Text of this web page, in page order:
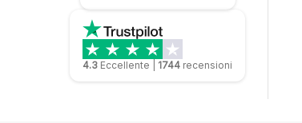
4.3 Eccellente 1744 recensioni